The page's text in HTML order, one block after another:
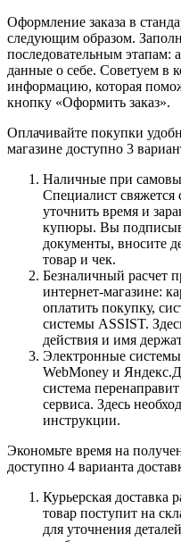
Оформление заказа в
следующим образом.
последовательным этапам:
данные о себе. Советуем в
информацию, которая
кнопку «Оформить заказ».
Оплачивайте покупки
магазине доступно 3
Наличные при
Специалист свяжется
уточнить время и
купюры. Вы
документы, вносите
товар и чек.
Безналичный расчет
интернет-магазине:
оплатить покупку,
системы ASSIST.
действия и имя
Электронные системы
WebMoney и
система
сервиса. Здесь
инструкции.
Экономьте время на
доступно 4 варианта
Курьерская доставка
товар поступит на
для уточнения